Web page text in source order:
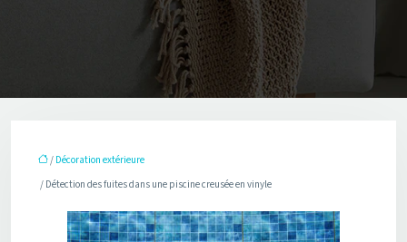
/ Décoration extérieure
/ Détection des fuites dans une piscine creusée en vinyle